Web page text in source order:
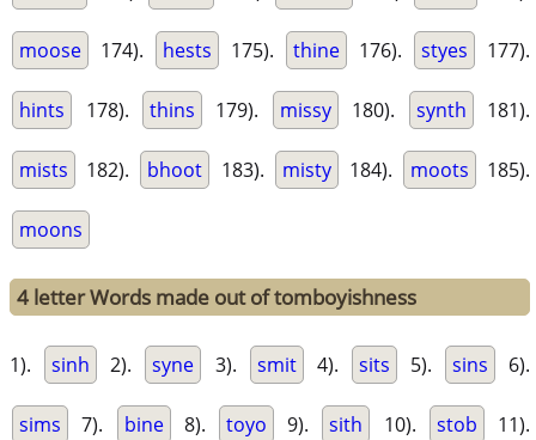
moose 174). hests 175). thine 176). styes 177).
hints 178). thins 179). missy 180). synth 181).
mists 182). bhoot 183). misty 184). moots 185).
moons
4 letter Words made out of tomboyishness
1). sinh 2). syne 3). smit 4). sits 5). sins 6).
sims 7). bine 8). toyo 9). sith 10). stob 11).